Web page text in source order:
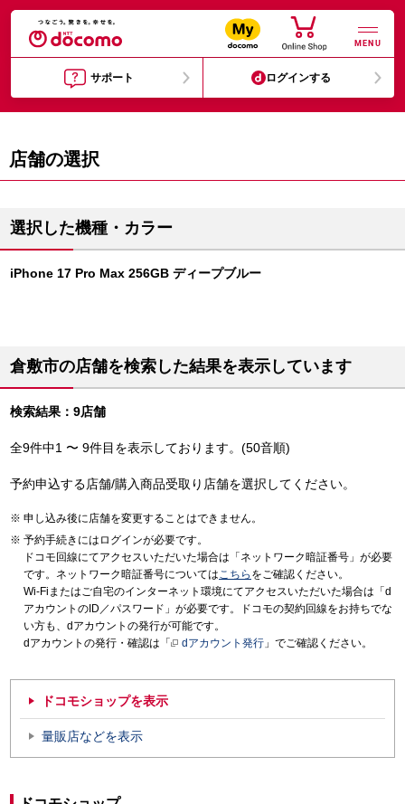
MENU
サポート ログインする
店舗の選択
選択した機種・カラー
iPhone 17 Pro Max 256GB ディープブルー
倉敷市の店舗を検索した結果を表示しています
検索結果：9店舗
全9件中1 〜 9件目を表示しております。(50音順)
予約申込する店舗/購入商品受取り店舗を選択してください。
申し込み後に店舗を変更することはできません。
予約手続きにはログインが必要です。
ドコモ回線にてアクセスいただいた場合は「ネットワーク暗証番号」が必要
です。ネットワーク暗証番号についてはこちら をご確認ください。
Wi-Fiまたはご自宅のインターネット環境にてアクセスいただいた場合は「d
アカウントのID／パスワード」が必要です。ドコモの契約回線をお持ちでな
い方も、dアカウントの発行が可能です。
dアカウントの発行・確認は「
dアカウント発行 」でご確認ください。
ドコモショップを表示
量販店などを表示